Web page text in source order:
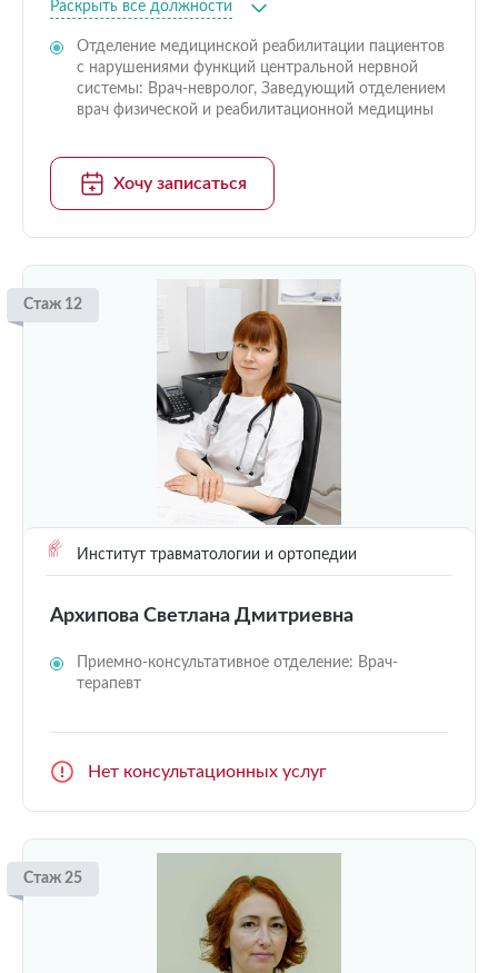
Раскрыть все должности
Отделение медицинской реабилитации пациентов
с нарушениями функций центральной нервной
системы: Врач-невролог, Заведующий отделением
врач физической и реабилитационной медицины
Хочу записаться
Стаж 12
Институт травматологии и ортопедии
Архипова Светлана Дмитриевна
Приемно-консультативное отделение: Врач-
терапевт
Нет консультационных услуг
Стаж 25